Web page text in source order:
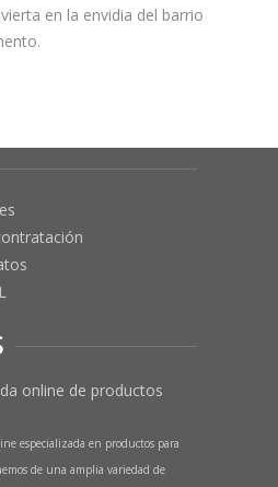
en la envidia del barrio
online de productos
especializada en productos para
de una amplia variedad de